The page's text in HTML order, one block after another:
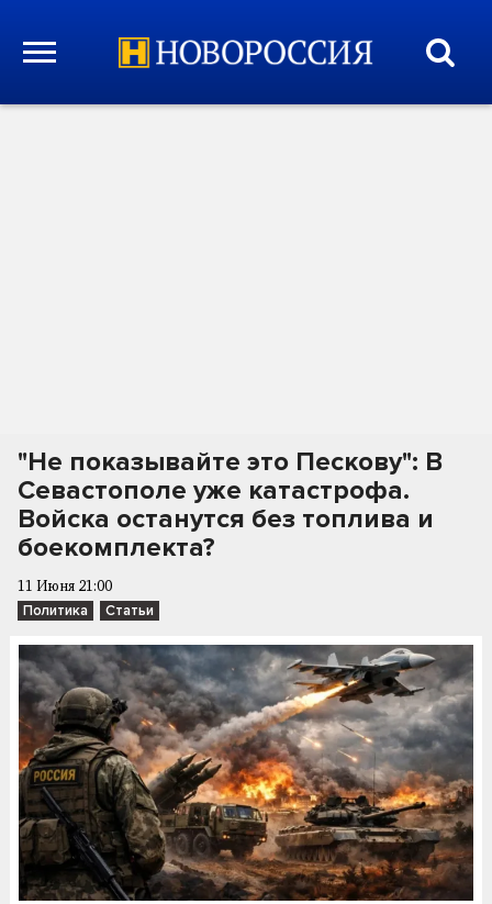
"Не показывайте это Пескову": В
Севастополе уже катастрофа.
Войска останутся без топлива и
боекомплекта?
11 Июня 21:00
Политика Статьи